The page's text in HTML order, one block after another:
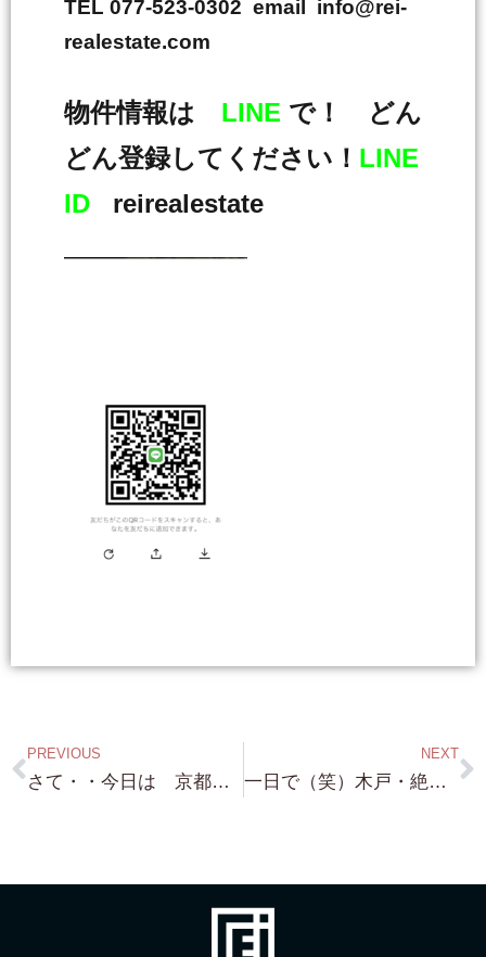
TEL 077-523-0302 email info@rei-
realestate.com
物件情報は LINE で！ どん
どん登録してください！ LINE
ID reirealestate
PREVIOUS
さて・・今日は 京都・嵐山の日本家屋 物件案内です！・・晴れて良かった・・超レア物なので 是非！購入検討よろしくお願いします！
NEXT
一日で（笑）木戸・絶景！琵琶湖一望できる丘の上土地 約209.93坪 1,980万円 多数問い合わせありがとうございます！